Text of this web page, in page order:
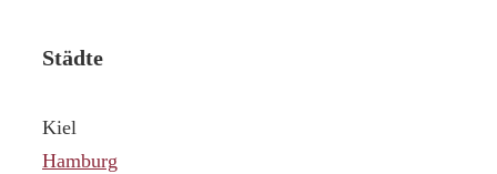
Städte
Kiel
Hamburg